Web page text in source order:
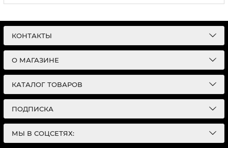
КОНТАКТЫ
О МАГАЗИНЕ
КАТАЛОГ ТОВАРОВ
ПОДПИСКА
МЫ В СОЦСЕТЯХ: